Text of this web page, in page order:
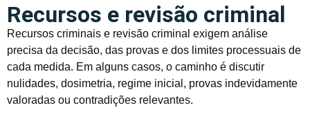
Recursos e revisão criminal
Recursos criminais e revisão criminal exigem análise
precisa da decisão, das provas e dos limites processuais de
cada medida. Em alguns casos, o caminho é discutir
nulidades, dosimetria, regime inicial, provas indevidamente
valoradas ou contradições relevantes.